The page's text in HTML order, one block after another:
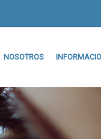
NOSOTROS